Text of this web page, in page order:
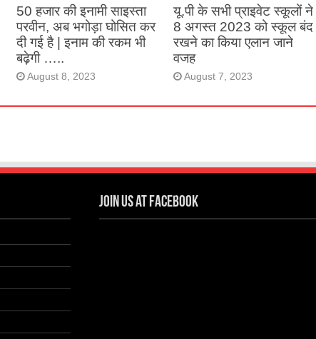
50 हजार की इनामी साइस्ता
परवीन, अब भगोड़ा घोसित कर
दी गई है | इनाम की रकम भी
बढ़ेगी …..
August 8, 2023
यू.पी के सभी प्राइवेट स्कूलों ने
8 अगस्त 2023 को स्कूल बंद
रखने का किया एलान जाने
वजह
August 7, 2023
Join us at Facebook